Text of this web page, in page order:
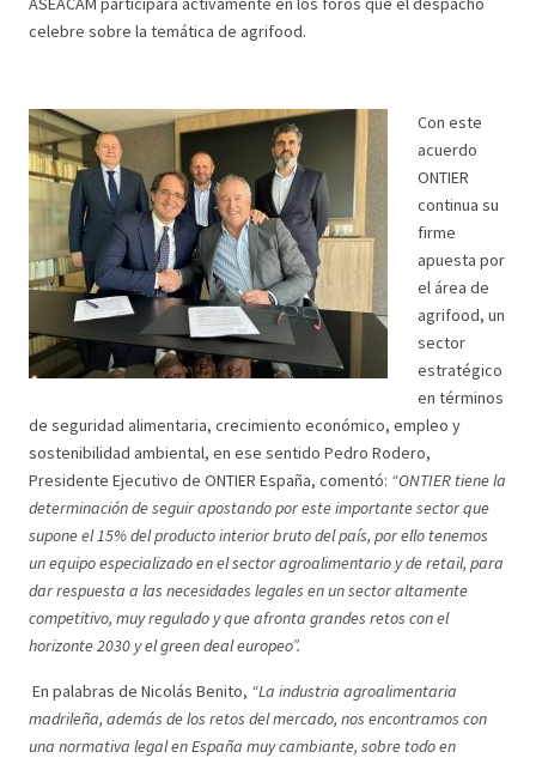
celebre sobre la temática de agrifood.
Con este
acuerdo
ONTIER
continua su
firme
apuesta por
el área de
agrifood, un
sector
estratégico
en términos
de seguridad alimentaria, crecimiento económico, empleo y
sostenibilidad ambiental, en ese sentido Pedro Rodero,
Presidente Ejecutivo de ONTIER España, comentó: “ONTIER tiene la
determinación de seguir apostando por este importante sector que
supone el 15% del producto interior bruto del país, por ello tenemos
un equipo especializado en el sector agroalimentario y de retail, para
dar respuesta a las necesidades legales en un sector altamente
competitivo, muy regulado y que afronta grandes retos con el
horizonte 2030 y el green deal europeo”.
En palabras de Nicolás Benito, “La industria agroalimentaria
madrileña, además de los retos del mercado, nos encontramos con
una normativa legal en España muy cambiante, sobre todo en